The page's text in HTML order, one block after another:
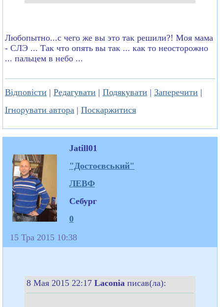
Любопытно...с чего же вы это так решили?! Моя мама
- СЛЭ ... Так что опять вы так ... как то неосторожно
... пальцем в небо ...
Відповісти | Редагувати | Подякувати | Заперечити |
Ігнорувати автора | Поскаржитися
Jatill01
"Достоєвський"
ЛЕВФ
Себург
0
15 Тра 2015 10:38
8 Мая 2015 22:17 Laconia писав(ла):